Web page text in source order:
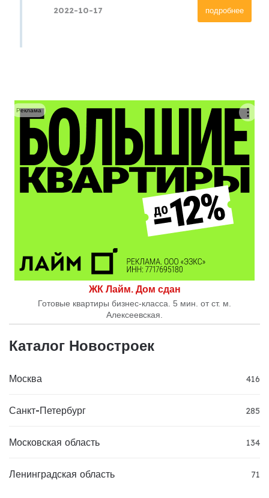
подробнее
2022-10-17
ЖК Лайм. Дом сдан
Готовые квартиры бизнес-класса. 5 мин. от ст. м.
Алексеевская.
Реклама
Каталог Новостроек
Москва 416
Санкт-Петербург 285
Московская область 134
Ленинградская область 71